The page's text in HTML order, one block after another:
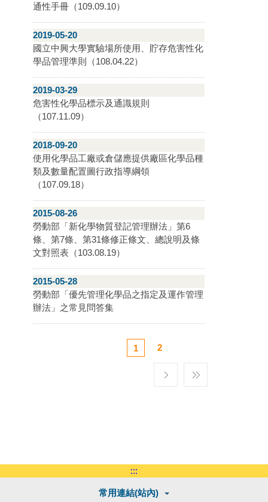
通性手冊（109.09.10）
2019-05-20
國立中興大學實驗場所使用、貯存危害性化
學品管理準則（108.04.22）
2019-03-29
危害性化學品標示及通識規則
（107.11.09）
2018-09-20
使用化學品工廠或倉儲應提供廠區化學品種
類及數量配置圖行政指導綱領
（107.09.18）
2015-08-26
勞動部「新化學物質登記管理辦法」第6
條、第7條、第31條修正條文、總說明及條
文對照表（103.08.19）
2015-05-28
勞動部「優先管理化學品之指定及運作管理
辦法」之常見問答集
1 2
:::
常用連結(站內)